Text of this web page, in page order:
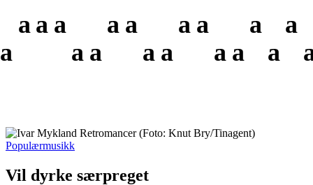
a
a
a
a
a
a
a
Populærmusikk
Vil dyrke særpreget